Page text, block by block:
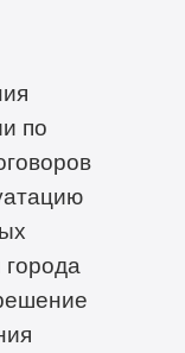
по